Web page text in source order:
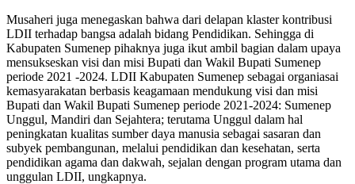
Musaheri juga menegaskan bahwa dari delapan klaster kontribusi
LDII terhadap bangsa adalah bidang Pendidikan. Sehingga di
Kabupaten Sumenep pihaknya juga ikut ambil bagian dalam upaya
mensukseskan visi dan misi Bupati dan Wakil Bupati Sumenep
periode 2021 -2024. LDII Kabupaten Sumenep sebagai organiasai
kemasyarakatan berbasis keagamaan mendukung visi dan misi
Bupati dan Wakil Bupati Sumenep periode 2021-2024: Sumenep
Unggul, Mandiri dan Sejahtera; terutama Unggul dalam hal
peningkatan kualitas sumber daya manusia sebagai sasaran dan
subyek pembangunan, melalui pendidikan dan kesehatan, serta
pendidikan agama dan dakwah, sejalan dengan program utama dan
unggulan LDII, ungkapnya.